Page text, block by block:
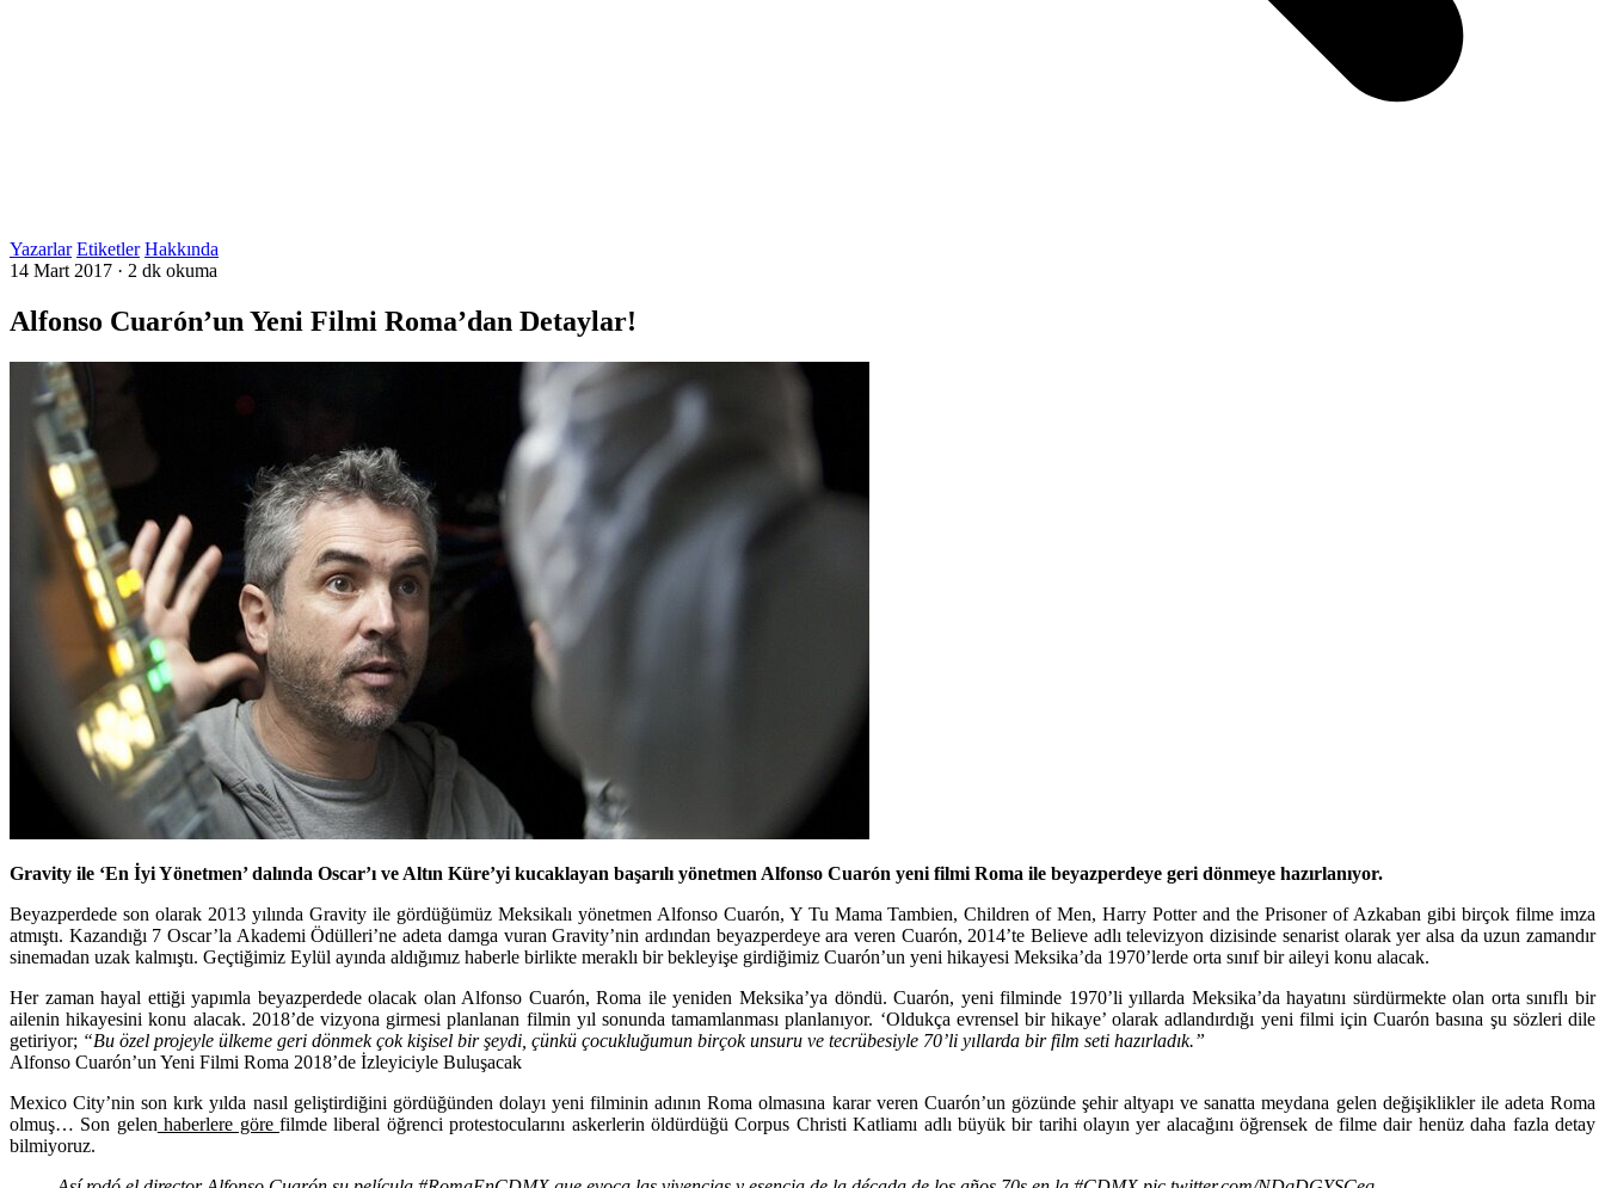
Yazarlar Etiketler Hakkında
14 Mart 2017 · 2 dk okuma
Alfonso Cuarón’un Yeni Filmi Roma’dan Detaylar!
Gravity ile ‘En İyi Yönetmen’ dalında Oscar’ı ve Altın Küre’yi kucaklayan başarılı yönetmen Alfonso Cuarón yeni filmi Roma ile beyazperdeye geri dönmeye hazırlanıyor.
Beyazperdede son olarak 2013 yılında Gravity ile gördüğümüz Meksikalı yönetmen Alfonso Cuarón, Y Tu Mama Tambien, Children of Men, Harry Potter and the Prisoner of Azkaban gibi birçok filme imza
atmıştı. Kazandığı 7 Oscar’la Akademi Ödülleri’ne adeta damga vuran Gravity’nin ardından beyazperdeye ara veren Cuarón, 2014’te Believe adlı televizyon dizisinde senarist olarak yer alsa da uzun zamandır
sinemadan uzak kalmıştı. Geçtiğimiz Eylül ayında aldığımız haberle birlikte meraklı bir bekleyişe girdiğimiz Cuarón’un yeni hikayesi Meksika’da 1970’lerde orta sınıf bir aileyi konu alacak.
Her zaman hayal ettiği yapımla beyazperdede olacak olan Alfonso Cuarón, Roma ile yeniden Meksika’ya döndü. Cuarón, yeni filminde 1970’li yıllarda Meksika’da hayatını sürdürmekte olan orta sınıflı bir
ailenin hikayesini konu alacak. 2018’de vizyona girmesi planlanan filmin yıl sonunda tamamlanması planlanıyor. ‘Oldukça evrensel bir hikaye’ olarak adlandırdığı yeni filmi için Cuarón basına şu sözleri dile
getiriyor; “Bu özel projeyle ülkeme geri dönmek çok kişisel bir şeydi, çünkü çocukluğumun birçok unsuru ve tecrübesiyle 70’li yıllarda bir film seti hazırladık.”
Alfonso Cuarón’un Yeni Filmi Roma 2018’de İzleyiciyle Buluşacak
Mexico City’nin son kırk yılda nasıl geliştirdiğini gördüğünden dolayı yeni filminin adının Roma olmasına karar veren Cuarón’un gözünde şehir altyapı ve sanatta meydana gelen değişiklikler ile adeta Roma
olmuş… Son gelen haberlere göre filmde liberal öğrenci protestocularını askerlerin öldürdüğü Corpus Christi Katliamı adlı büyük bir tarihi olayın yer alacağını öğrensek de filme dair henüz daha fazla detay
bilmiyoruz.